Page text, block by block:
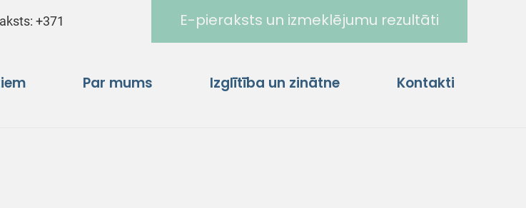
+371
E-pieraksts un izmeklējumu rezultāti
Par mums Izglītība un zinātne Kontakti